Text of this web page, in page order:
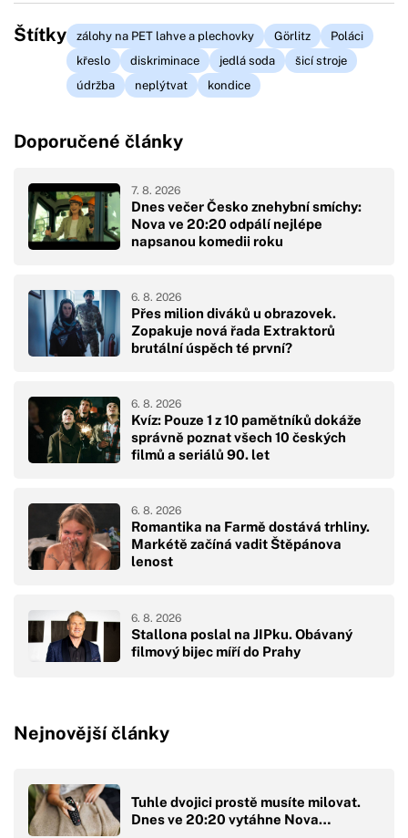
Štítky zálohy na PET lahve a plechovky Görlitz
Poláci
křeslo
diskriminace jedlá soda
šicí stroje
údržba
neplýtvat kondice
Doporučené články
Dnes večer Česko znehybní smíchy:
Nova ve 20:20 odpálí nejlépe
napsanou komedii roku
7. 8. 2026
Přes milion diváků u obrazovek.
Zopakuje nová řada Extraktorů
brutální úspěch té první?
6. 8. 2026
Kvíz: Pouze 1 z 10 pamětníků dokáže
správně poznat všech 10 českých
filmů a seriálů 90. let
6. 8. 2026
Romantika na Farmě dostává trhliny.
Markétě začíná vadit Štěpánova
lenost
6. 8. 2026
Stallona poslal na JIPku. Obávaný
filmový bijec míří do Prahy
6. 8. 2026
Nejnovější články
Tuhle dvojici prostě musíte milovat.
Dnes ve 20:20 vytáhne Nova…